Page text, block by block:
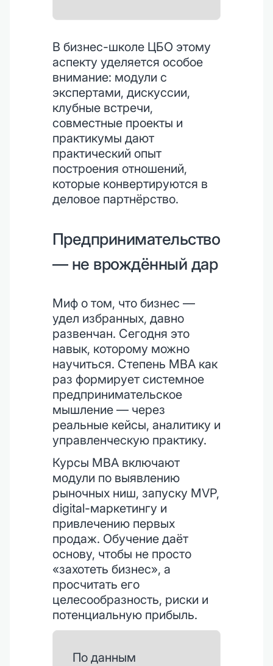
В бизнес-школе ЦБО этому
аспекту уделяется особое
внимание: модули с
экспертами, дискуссии,
клубные встречи,
совместные проекты и
практикумы дают
практический опыт
построения отношений,
которые конвертируются в
деловое партнёрство.
Предпринимательство
— не врождённый дар
Миф о том, что бизнес —
удел избранных, давно
развенчан. Сегодня это
навык, которому можно
научиться. Степень MBA как
раз формирует системное
предпринимательское
мышление — через
реальные кейсы, аналитику и
управленческую практику.
Курсы MBA включают
модули по выявлению
рыночных ниш, запуску MVP,
digital-маркетингу и
привлечению первых
продаж. Обучение даёт
основу, чтобы не просто
«захотеть бизнес», а
просчитать его
целесообразность, риски и
потенциальную прибыль.
По данным